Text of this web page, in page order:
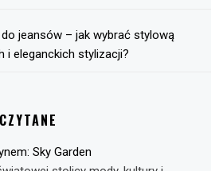
jeansów – jak wybrać stylową
i eleganckich stylizacji?
Sky Garden